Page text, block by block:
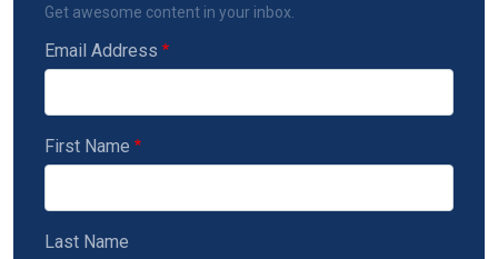
Get awesome content in your inbox.
Email Address
First Name
Last Name